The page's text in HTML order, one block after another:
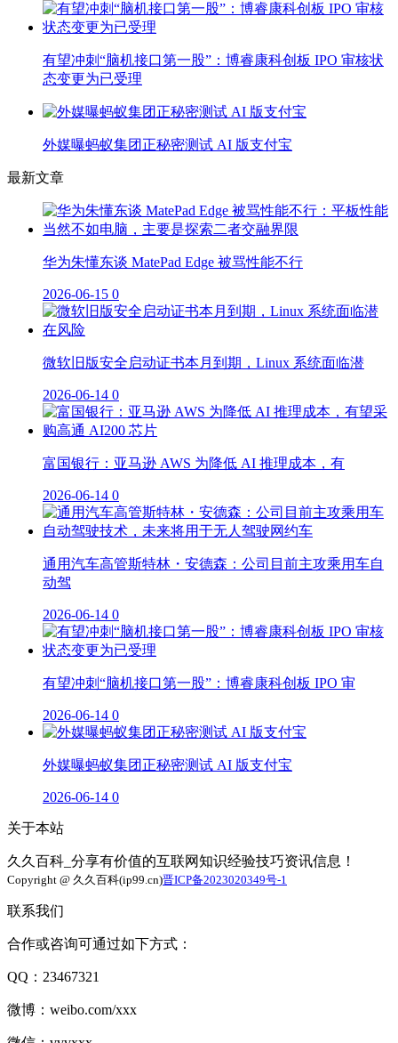
有望冲刺“脑机接口第一股”：博睿康科创板 IPO 审核状
态变更为已受理
外媒曝蚂蚁集团正秘密测试 AI 版支付宝
最新文章
华为朱懂东谈 MatePad Edge 被骂性能不行
2026-06-15 0
微软旧版安全启动证书本月到期，Linux 系统面临潜
2026-06-14 0
富国银行：亚马逊 AWS 为降低 AI 推理成本，有
2026-06-14 0
通用汽车高管斯特林・安德森：公司目前主攻乘用车自
动驾
2026-06-14 0
有望冲刺“脑机接口第一股”：博睿康科创板 IPO 审
2026-06-14 0
外媒曝蚂蚁集团正秘密测试 AI 版支付宝
2026-06-14 0
关于本站
久久百科_分享有价值的互联网知识经验技巧资讯信息！
Copyright @ 久久百科(ip99.cn)晋ICP备2023020349号-1
联系我们
合作或咨询可通过如下方式：
QQ：23467321
微博：weibo.com/xxx